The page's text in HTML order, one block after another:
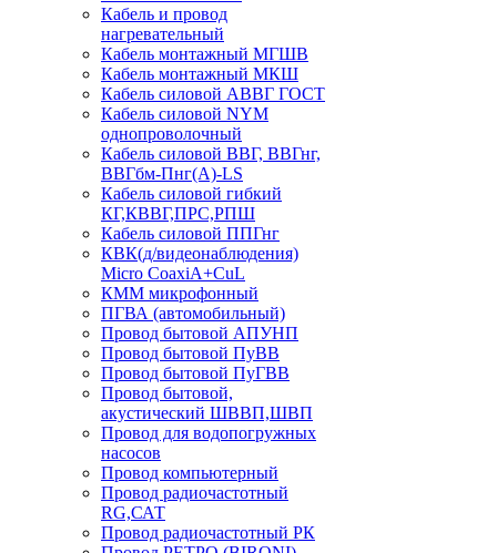
Кабель и провод
нагревательный
Кабель монтажный МГШВ
Кабель монтажный МКШ
Кабель силовой АВВГ ГОСТ
Кабель силовой NYM
однопроволочный
Кабель силовой ВВГ, ВВГнг,
ВВГбм-Пнг(А)-LS
Кабель силовой гибкий
КГ,КВВГ,ПРС,РПШ
Кабель силовой ППГнг
КВК(д/видеонаблюдения)
Micro CoaxiA+CuL
КММ микрофонный
ПГВА (автомобильный)
Провод бытовой АПУНП
Провод бытовой ПуВВ
Провод бытовой ПуГВВ
Провод бытовой,
акустический ШВВП,ШВП
Провод для водопогружных
насосов
Провод компьютерный
Провод радиочастотный
RG,САТ
Провод радиочастотный РК